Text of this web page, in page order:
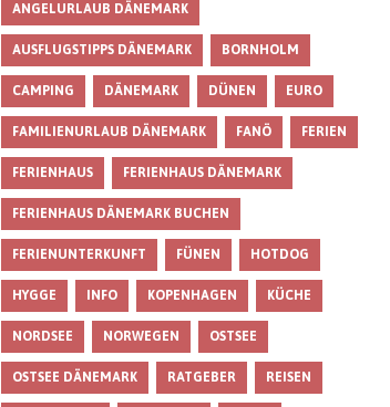
ANGELURLAUB DÄNEMARK
AUSFLUGSTIPPS DÄNEMARK BORNHOLM
CAMPING DÄNEMARK DÜNEN EURO
FAMILIENURLAUB DÄNEMARK FANÖ FERIEN
FERIENHAUS FERIENHAUS DÄNEMARK
FERIENHAUS DÄNEMARK BUCHEN
FERIENUNTERKUNFT FÜNEN HOTDOG
HYGGE INFO KOPENHAGEN KÜCHE
NORDSEE NORWEGEN OSTSEE
OSTSEE DÄNEMARK RATGEBER REISEN